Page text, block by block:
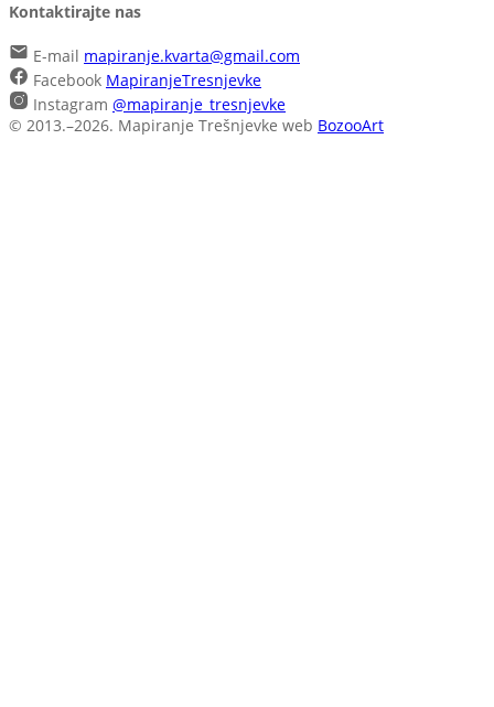
Kontaktirajte nas
E-mail mapiranje.kvarta@gmail.com
Facebook MapiranjeTresnjevke
Instagram @mapiranje_tresnjevke
© 2013.–2026. Mapiranje Trešnjevke web BozooArt